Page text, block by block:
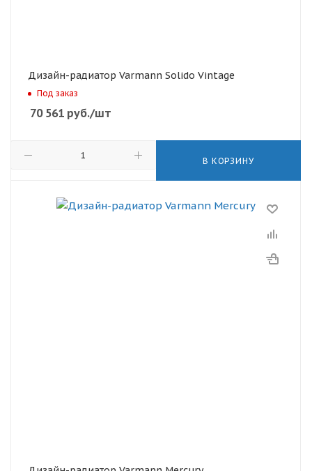
Дизайн-радиатор Varmann Solido Vintage
Под заказ
70 561 руб./шт
В КОРЗИНУ